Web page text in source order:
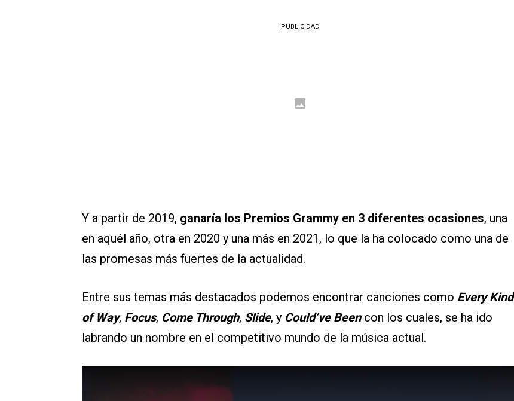
PUBLICIDAD
Y a partir de 2019, ganaría los Premios Grammy en 3 diferentes ocasiones, una
en aquél año, otra en 2020 y una más en 2021, lo que la ha colocado como una de
las promesas más fuertes de la actualidad.
Entre sus temas más destacados podemos encontrar canciones como Every Kind
of Way, Focus, Come Through, Slide, y Could’ve Beencon los cuales, se ha ido
labrando un nombre en el competitivo mundo de la música actual.